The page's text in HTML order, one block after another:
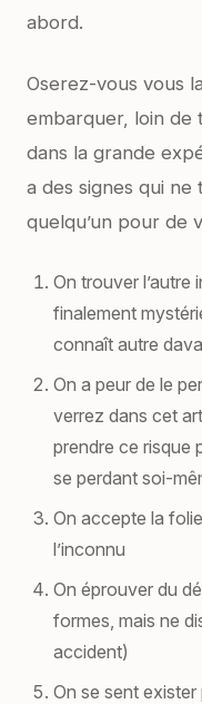
abord.
Oserez-vous vous
embarquer, loin de
dans la grande
a des signes qui
quelqu’un pour de
On trouver
finalement
connaît autre
On a peur de le
verrez dans cet
prendre ce risque
se perdant soi-
On accepte la
l’inconnu
On éprouver du
formes, mais ne
accident)
On se sent